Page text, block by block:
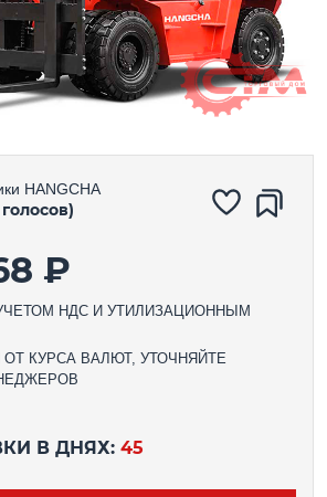
HANGCHA
₽
НДС И УТИЛИЗАЦИОННЫМ
КУРСА ВАЛЮТ, УТОЧНЯЙТЕ
В ДНЯХ: 45